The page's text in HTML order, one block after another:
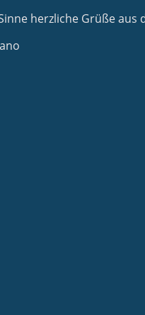
herzliche Grüße aus